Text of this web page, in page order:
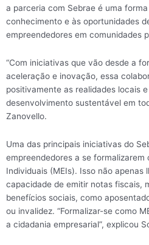
a parceria com Sebrae é uma
conhecimento e às oportunidades
empreendedores em comunidades
“Com iniciativas que vão desde a
aceleração e inovação, essa
positivamente as realidades locais
desenvolvimento sustentável em
Zanovello.
Uma das principais iniciativas do
empreendedores a se
Individuais (MEIs). Isso não apenas
capacidade de emitir notas fiscais,
benefícios sociais, como
ou invalidez. “Formalizar-se como
a cidadania empresarial”, explicou